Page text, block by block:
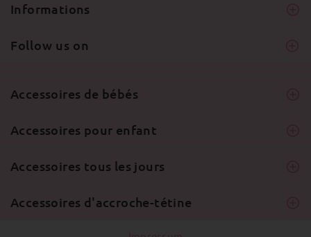
Informations
Follow us on
Accessoires de bébés
Accessoires pour enfant
Accessoires tous les jours
Accessoires d'accroche-tétine